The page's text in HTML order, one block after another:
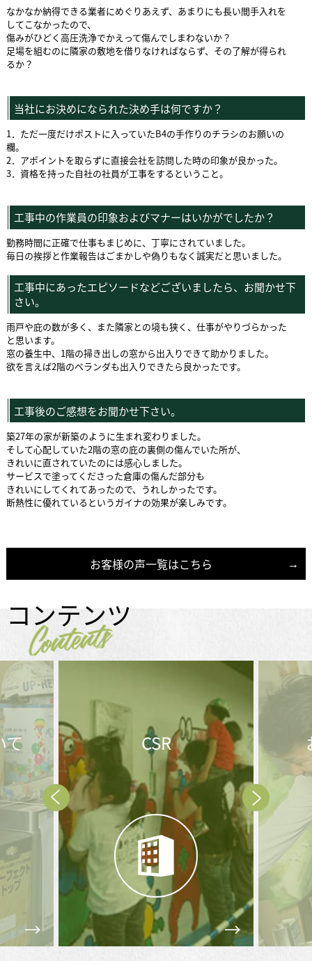
なかなか納得できる業者にめぐりあえず、あまりにも長い間手入れを
してこなかったので、
傷みがひどく高圧洗浄でかえって傷んでしまわないか？
足場を組むのに隣家の敷地を借りなければならず、その了解が得られ
るか？
当社にお決めになられた決め手は何ですか？
1．ただ一度だけポストに入っていたB4の手作りのチラシのお願いの
欄。
2．アポイントを取らずに直接会社を訪問した時の印象が良かった。
3．資格を持った自社の社員が工事をするということ。
工事中の作業員の印象およびマナーはいかがでしたか？
勤務時間に正確で仕事もまじめに、丁寧にされていました。
毎日の挨拶と作業報告はごまかしや偽りもなく誠実だと思いました。
工事中にあったエピソードなどございましたら、お聞かせ下
さい。
雨戸や庇の数が多く、また隣家との境も狭く、仕事がやりづらかった
と思います。
窓の養生中、1階の掃き出しの窓から出入りできて助かりました。
欲を言えば2階のベランダも出入りできたら良かったです。
工事後のご感想をお聞かせ下さい。
築27年の家が新築のように生まれ変わりました。
そして心配していた2階の窓の庇の裏側の傷んでいた所が、
きれいに直されていたのには感心しました。
サービスで塗ってくださった倉庫の傷んだ部分も
きれいにしてくれてあったので、うれしかったです。
断熱性に優れているというガイナの効果が楽しみです。
お客様の声一覧はこちら
コンテンツ
Contents
て CSR
Prev Next